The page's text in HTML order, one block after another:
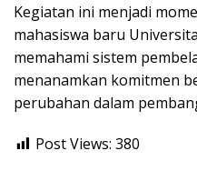
Kegiatan ini menjadi
mahasiswa baru
memahami sistem
menanamkan komitmen
perubahan dalam
Post Views: 380